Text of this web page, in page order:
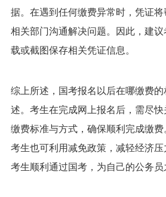
据。在遇到任何缴费异常时，凭证
相关部门沟通解决问题。因此，建
载或截图保存相关凭证信息。
综上所述，国考报名以后在哪缴费
述。考生在完成网上报名后，需尽
缴费标准与方式，确保顺利完成缴
考生也可利用减免政策，减轻经济
考生顺利通过国考，为自己的公务员